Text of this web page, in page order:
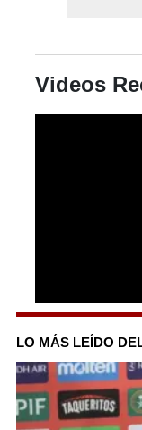
Videos
0
2
minutes,
55
seconds
LO MÁS LEÍDO